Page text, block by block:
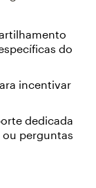
do
incentivar
dedicada
perguntas